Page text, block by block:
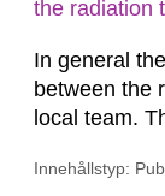
According to
the radiation
In general
between the
local team.
between the
Innehållstyp: